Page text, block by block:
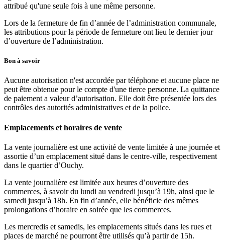
attribué qu'une seule fois à une même personne.
Lors de la fermeture de fin d’année de l’administration communale,
les attributions pour la période de fermeture ont lieu le dernier jour
d’ouverture de l’administration.
Bon à savoir
Aucune autorisation n'est accordée par téléphone et aucune place ne
peut être obtenue pour le compte d'une tierce personne. La quittance
de paiement a valeur d’autorisation. Elle doit être présentée lors des
contrôles des autorités administratives et de la police.
Emplacements et horaires de vente
La vente journalière est une activité de vente limitée à une journée et
assortie d’un emplacement situé dans le centre-ville, respectivement
dans le quartier d’Ouchy.
La vente journalière est limitée aux heures d’ouverture des
commerces, à savoir du lundi au vendredi jusqu’à 19h, ainsi que le
samedi jusqu’à 18h. En fin d’année, elle bénéficie des mêmes
prolongations d’horaire en soirée que les commerces.
Les mercredis et samedis, les emplacements situés dans les rues et
places de marché ne pourront être utilisés qu’à partir de 15h.